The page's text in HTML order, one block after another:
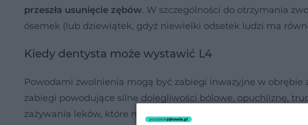
przeszła usunięcie zębów. W szczególności do otrzymania
ósemek (lub dziewiątek, gdyż niewielki odsetek ludzi ma
Kiedy dentysta może wystawić L4
Powodami zwolnienia mogą być zabiegi inwazyjne w obrębie
zabiegi powodujące silne dolegliwości bólowe, opuchliznę,
zażywania leków, które mogą np. rzutować na obsługę maszyn